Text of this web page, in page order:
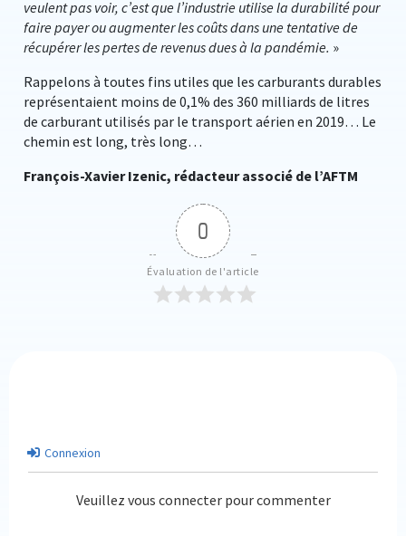
veulent pas voir, c’est que l’industrie utilise la durabilité pour
faire payer ou augmenter les coûts dans une tentative de
récupérer les pertes de revenus dues à la pandémie. »
Rappelons à toutes fins utiles que les carburants durables
représentaient moins de 0,1% des 360 milliards de litres
de carburant utilisés par le transport aérien en 2019… Le
chemin est long, très long…
François-Xavier Izenic, rédacteur associé de l’AFTM
0
Évaluation de l'article
Connexion
Veuillez vous connecter pour commenter